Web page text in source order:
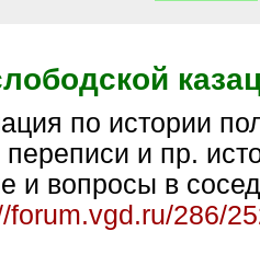
и пр.
и вопросы в
forum.vgd.ru/286/